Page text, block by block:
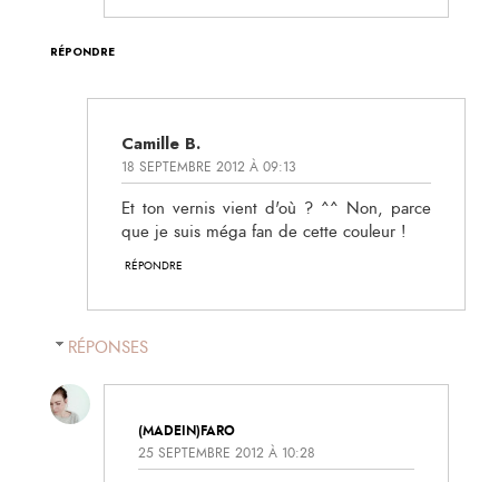
RÉPONDRE
Camille B.
18 SEPTEMBRE 2012 À 09:13
Et ton vernis vient d'où ? ^^ Non, parce
que je suis méga fan de cette couleur !
RÉPONDRE
RÉPONSES
(MADEIN)FARO
25 SEPTEMBRE 2012 À 10:28